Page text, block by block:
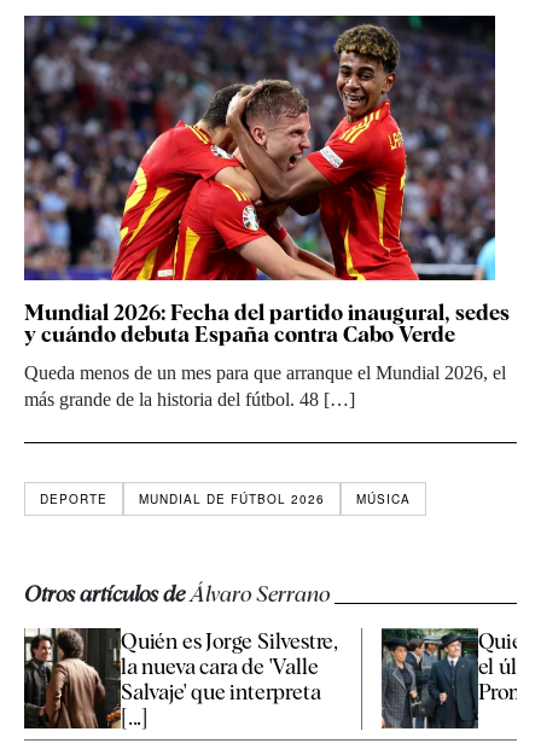
Mundial 2026: Fecha del partido inaugural, sedes
y cuándo debuta España contra Cabo Verde
Queda menos de un mes para que arranque el Mundial 2026, el
más grande de la historia del fútbol. 48 […]
DEPORTE MUNDIAL DE FÚTBOL 2026 MÚSICA
Otros artículos deÁlvaro Serrano
Quién es Jorge Silvestre,
la nueva cara de 'Valle
Salvaje' que interpreta
[...]
Quién
el